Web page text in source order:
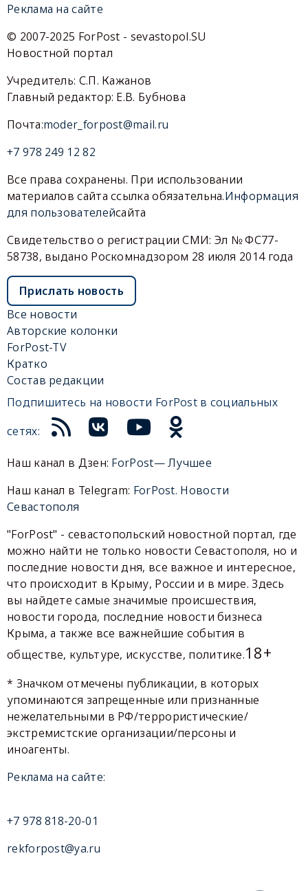
Реклама на сайте
© 2007-2025 ForPost - sevastopol.SU
Новостной портал
Учредитель: С.П. Кажанов
Главный редактор: Е.В. Бубнова
Почта:moder_forpost@mail.ru
+7 978 249 12 82
Все права сохранены. При использовании
материалов сайта ссылка обязательна.Информация
для пользователейсайта
Свидетельство о регистрации СМИ: Эл № ФС77-
58738, выдано Роскомнадзором 28 июля 2014 года
Прислать новость
Все новости
Авторские колонки
ForPost-TV
Кратко
Состав редакции
Подпишитесь на новости ForPost в социальных
сетях:
Наш канал в Дзен: ForPost— Лучшее
Наш канал в Telegram: ForPost. Новости
Севастополя
"ForPost" - севастопольский новостной портал, где
можно найти не только новости Севастополя, но и
последние новости дня, все важное и интересное,
что происходит в Крыму, России и в мире. Здесь
вы найдете самые значимые происшествия,
новости города, последние новости бизнеса
Крыма, а также все важнейшие события в
обществе, культуре, искусстве, политике.18+
* Значком отмечены публикации, в которых
упоминаются запрещенные или признанные
нежелательными в РФ/террористические/
экстремистские организации/персоны и
иноагенты.
Реклама на сайте:
+7 978 818-20-01
rekforpost@ya.ru